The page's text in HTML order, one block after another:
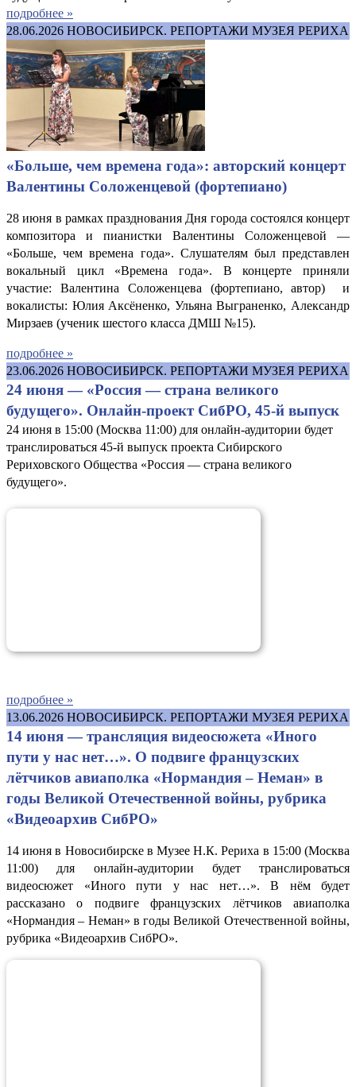
подробнее »
28.06.2026 НОВОСИБИРСК. РЕПОРТАЖИ МУЗЕЯ РЕРИХА
«Больше, чем времена года»: авторский концерт
Валентины Соложенцевой (фортепиано)
28 июня в рамках празднования Дня города состоялся концерт
композитора и пианистки Валентины Соложенцевой —
«Больше, чем времена года». Слушателям был представлен
вокальный цикл «Времена года». В концерте приняли
участие: Валентина Соложенцева (фортепиано, автор) и
вокалисты: Юлия Аксёненко, Ульяна Выграненко, Александр
Мирзаев (ученик шестого класса ДМШ №15).
подробнее »
23.06.2026 НОВОСИБИРСК. РЕПОРТАЖИ МУЗЕЯ РЕРИХА
24 июня — «Россия — страна великого
будущего». Онлайн-проект СибРО, 45-й выпуск
24 июня в 15:00 (Москва 11:00) для онлайн-аудитории будет
транслироваться 45-й выпуск проекта Сибирского
Рериховского Общества «Россия — страна великого
будущего».
подробнее »
13.06.2026 НОВОСИБИРСК. РЕПОРТАЖИ МУЗЕЯ РЕРИХА
14 июня — трансляция видеосюжета «Иного
пути у нас нет…». О подвиге французских
лётчиков авиаполка «Нормандия – Неман» в
годы Великой Отечественной войны, рубрика
«Видеоархив СибРО»
14 июня в Новосибирске в Музее Н.К. Рериха в 15:00 (Москва
11:00) для онлайн-аудитории будет транслироваться
видеосюжет «Иного пути у нас нет…». В нём будет
рассказано о подвиге французских лётчиков авиаполка
«Нормандия – Неман» в годы Великой Отечественной войны,
рубрика «Видеоархив СибРО».